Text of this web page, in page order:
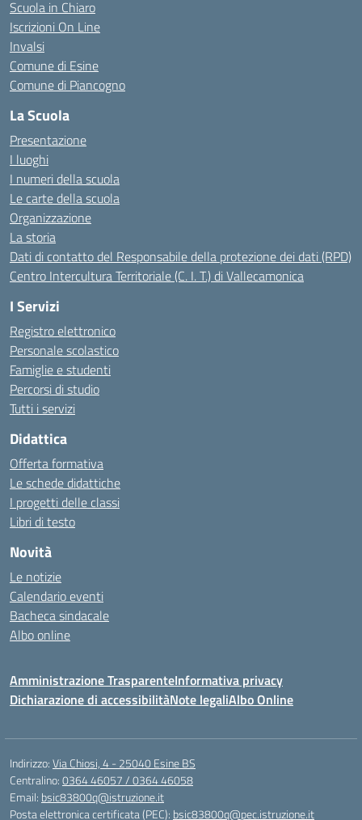
Scuola in Chiaro
Iscrizioni On Line
Invalsi
Comune di Esine
Comune di Piancogno
La Scuola
Presentazione
I luoghi
I numeri della scuola
Le carte della scuola
Organizzazione
La storia
Dati di contatto del Responsabile della protezione dei dati (RPD)
Centro Intercultura Territoriale (C. I. T.) di Vallecamonica
I Servizi
Registro elettronico
Personale scolastico
Famiglie e studenti
Percorsi di studio
Tutti i servizi
Didattica
Offerta formativa
Le schede didattiche
I progetti delle classi
Libri di testo
Novità
Le notizie
Calendario eventi
Bacheca sindacale
Albo online
Amministrazione TrasparenteInformativa privacy
Dichiarazione di accessibilitàNote legaliAlbo Online
Indirizzo:Via Chiosi, 4 - 25040 Esine BS
Centralino:0364 46057 / 0364 46058
Email: bsic83800q@istruzione.it
Posta elettronica certificata (PEC): bsic83800q@pec.istruzione.it